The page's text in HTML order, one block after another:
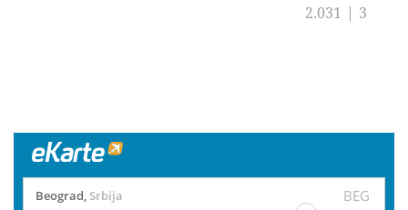
2.031 | 3
Beograd, Srbija BEG